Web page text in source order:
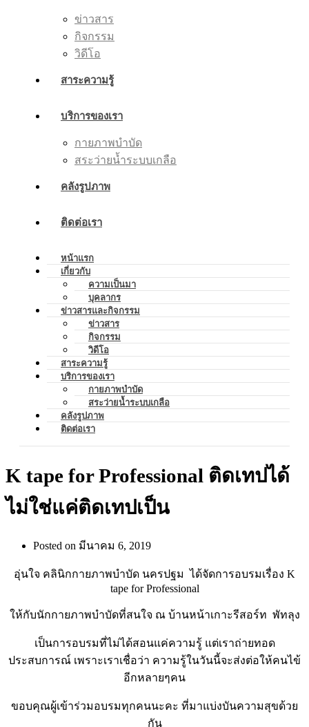
ข่าวสาร
กิจกรรม
วิดีโอ
สาระความรู้
บริการของเรา
กายภาพบำบัด
สระว่ายน้ำระบบเกลือ
คลังรูปภาพ
ติดต่อเรา
หน้าแรก
เกี่ยวกับ
ความเป็นมา
บุคลากร
ข่าวสารและกิจกรรม
ข่าวสาร
กิจกรรม
วิดีโอ
สาระความรู้
บริการของเรา
กายภาพบำบัด
สระว่ายน้ำระบบเกลือ
คลังรูปภาพ
ติดต่อเรา
K tape for Professional ติดเทปได้
ไม่ใช่แค่ติดเทปเป็น
Posted on มีนาคม 6, 2019
อุ่นใจ คลินิกกายภาพบำบัด นครปฐม ได้จัดการอบรมเรื่อง K
tape for Professional
ให้กับนักกายภาพบำบัดที่สนใจ ณ บ้านหน้าเกาะรีสอร์ท พัทลุง
เป็นการอบรมที่ไม่ได้สอนแค่ความรู้ แต่เราถ่ายทอด
ประสบการณ์ เพราะเราเชื่อว่า ความรู้ในวันนี้จะส่งต่อให้คนไข้
อีกหลายๆคน
ขอบคุณผู้เข้าร่วมอบรมทุกคนนะคะ ที่มาแบ่งบันความสุขด้วย
กัน